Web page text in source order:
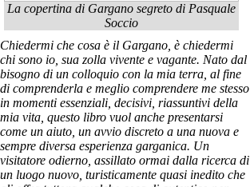
La copertina di Gargano segreto di Pasquale
Soccio
Chiedermi che cosa è il Gargano, è chiedermi
chi sono io, sua zolla vivente e vagante. Nato dal
bisogno di un colloquio con la mia terra, al fine
di comprenderla e meglio comprendere me stesso
in momenti essenziali, decisivi, riassuntivi della
mia vita, questo libro vuol anche presentarsi
come un aiuto, un avvio discreto a una nuova e
sempre diversa esperienza garganica. Un
visitatore odierno, assillato ormai dalla ricerca di
un luogo nuovo, turisticamente quasi inedito che